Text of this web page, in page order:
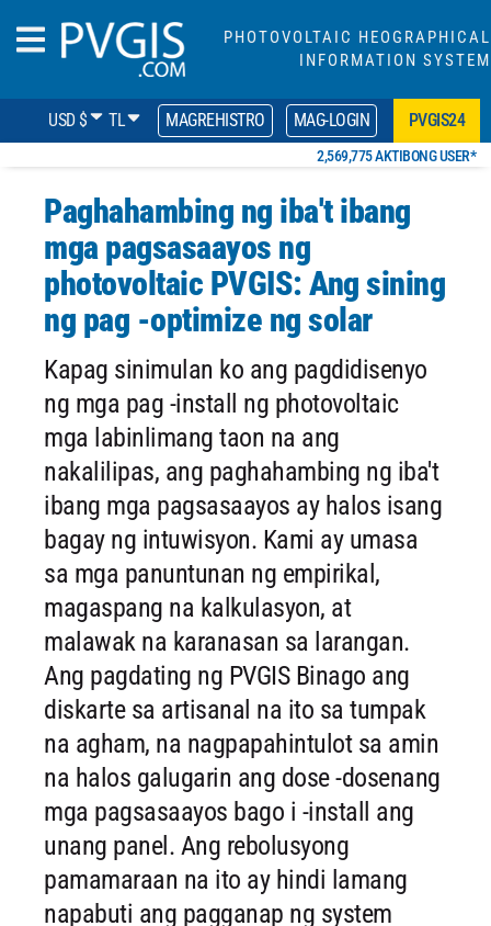
PHOTOVOLTAIC HEOGRAPHICAL
INFORMATION SYSTEM
USD $ TL MAGREHISTRO MAG-LOGIN PVGIS24
2,569,775 AKTIBONG USER*
Paghahambing ng iba't ibang
mga pagsasaayos ng
photovoltaic PVGIS: Ang sining
ng pag -optimize ng solar
Kapag sinimulan ko ang pagdidisenyo
ng mga pag -install ng photovoltaic
mga labinlimang taon na ang
nakalilipas, ang paghahambing ng iba't
ibang mga pagsasaayos ay halos isang
bagay ng intuwisyon. Kami ay umasa
sa mga panuntunan ng empirikal,
magaspang na kalkulasyon, at
malawak na karanasan sa larangan.
Ang pagdating ng PVGIS Binago ang
diskarte sa artisanal na ito sa tumpak
na agham, na nagpapahintulot sa amin
na halos galugarin ang dose -dosenang
mga pagsasaayos bago i -install ang
unang panel. Ang rebolusyong
pamamaraan na ito ay hindi lamang
napabuti ang pagganap ng system